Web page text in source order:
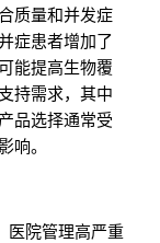
质量和并发症
症患者增加了
能提高生物覆
持需求，其中
品选择通常受
响。
医院管理高严重